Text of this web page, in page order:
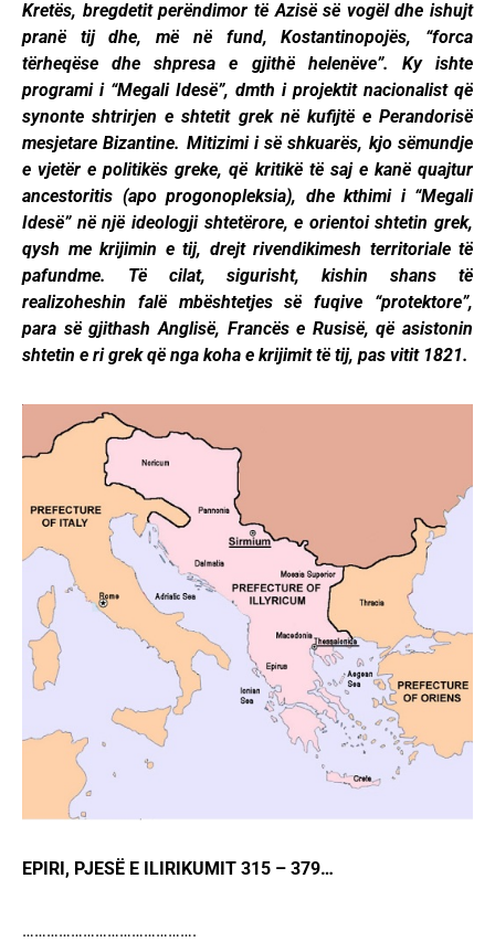
Kretës, bregdetit perëndimor të Azisë së vogël dhe ishujt
pranë tij dhe, më në fund, Kostantinopojës, “forca
tërheqëse dhe shpresa e gjithë helenëve”. Ky ishte
programi i “Megali Idesë”, dmth i projektit nacionalist që
synonte shtrirjen e shtetit grek në kufijtë e Perandorisë
mesjetare Bizantine. Mitizimi i së shkuarës, kjo sëmundje
e vjetër e politikës greke, që kritikë të saj e kanë quajtur
ancestoritis (apo progonopleksia), dhe kthimi i “Megali
Idesë” në një ideologji shtetërore, e orientoi shtetin grek,
qysh me krijimin e tij, drejt rivendikimesh territoriale të
pafundme. Të cilat, sigurisht, kishin shans të
realizoheshin falë mbështetjes së fuqive “protektore”,
para së gjithash Anglisë, Francës e Rusisë, që asistonin
shtetin e ri grek që nga koha e krijimit të tij, pas vitit 1821.
EPIRI, PJESË E ILIRIKUMIT 315 – 379…
…………………………………….